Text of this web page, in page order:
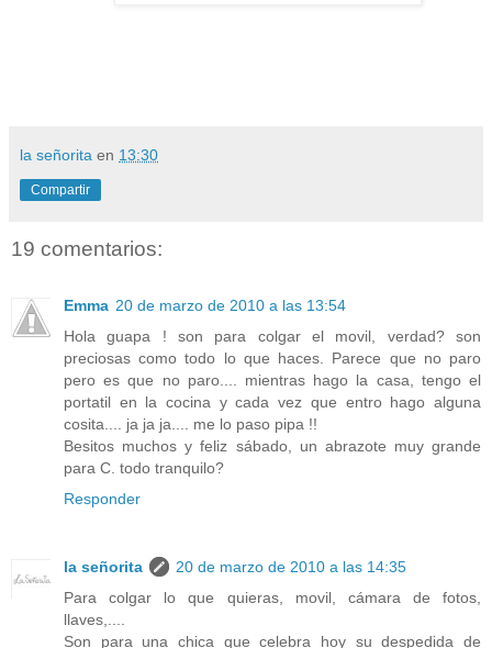
la señorita en 13:30
Compartir
19 comentarios:
Emma 20 de marzo de 2010 a las 13:54
Hola guapa ! son para colgar el movil, verdad? son
preciosas como todo lo que haces. Parece que no paro
pero es que no paro.... mientras hago la casa, tengo el
portatil en la cocina y cada vez que entro hago alguna
cosita.... ja ja ja.... me lo paso pipa !!
Besitos muchos y feliz sábado, un abrazote muy grande
para C. todo tranquilo?
Responder
la señorita
20 de marzo de 2010 a las 14:35
Para colgar lo que quieras, movil, cámara de fotos,
llaves,....
Son para una chica que celebra hoy su despedida de